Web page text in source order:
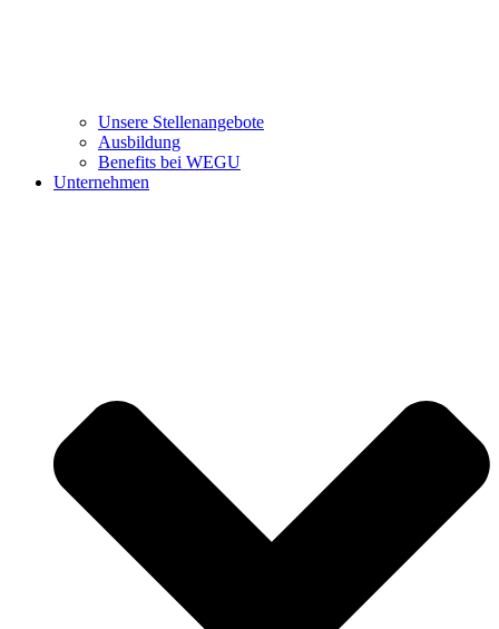
Unsere Stellenangebote
Ausbildung
Benefits bei WEGU
Unternehmen